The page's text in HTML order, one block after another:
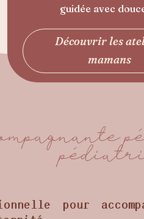
guidée avec
Découvrir les
mamans
pour